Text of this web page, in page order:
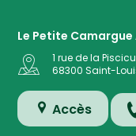
Le Petite
1 rue de la
68300 Saint-
Accès